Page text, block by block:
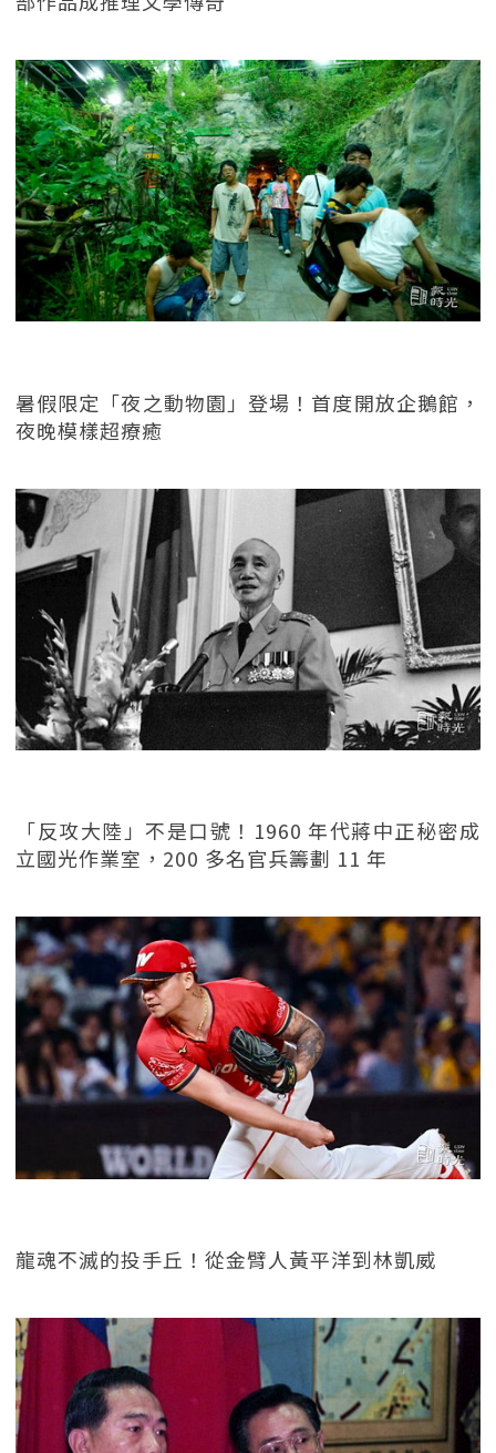
暑假限定「夜之動物園」登場！首度開放企鵝館，
夜晚模樣超療癒
「反攻大陸」不是口號！1960 年代蔣中正秘密成
立國光作業室，200 多名官兵籌劃 11 年
龍魂不滅的投手丘！從金臂人黃平洋到林凱威